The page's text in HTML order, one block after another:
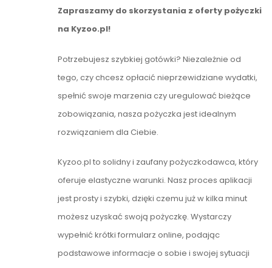
Zapraszamy do skorzystania z oferty pożyczki
na Kyzoo.pl!
Potrzebujesz szybkiej gotówki? Niezależnie od
tego, czy chcesz opłacić nieprzewidziane wydatki,
spełnić swoje marzenia czy uregulować bieżące
zobowiązania, nasza pożyczka jest idealnym
rozwiązaniem dla Ciebie.
Kyzoo.pl to solidny i zaufany pożyczkodawca, który
oferuje elastyczne warunki. Nasz proces aplikacji
jest prosty i szybki, dzięki czemu już w kilka minut
możesz uzyskać swoją pożyczkę. Wystarczy
wypełnić krótki formularz online, podając
podstawowe informacje o sobie i swojej sytuacji